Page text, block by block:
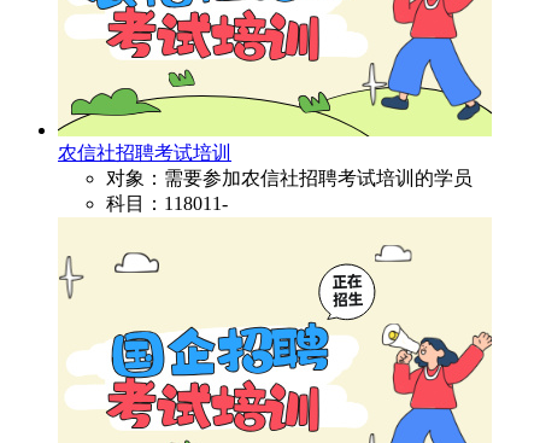
农信社招聘考试培训
对象：需要参加农信社招聘考试培训的学员
科目：118011-